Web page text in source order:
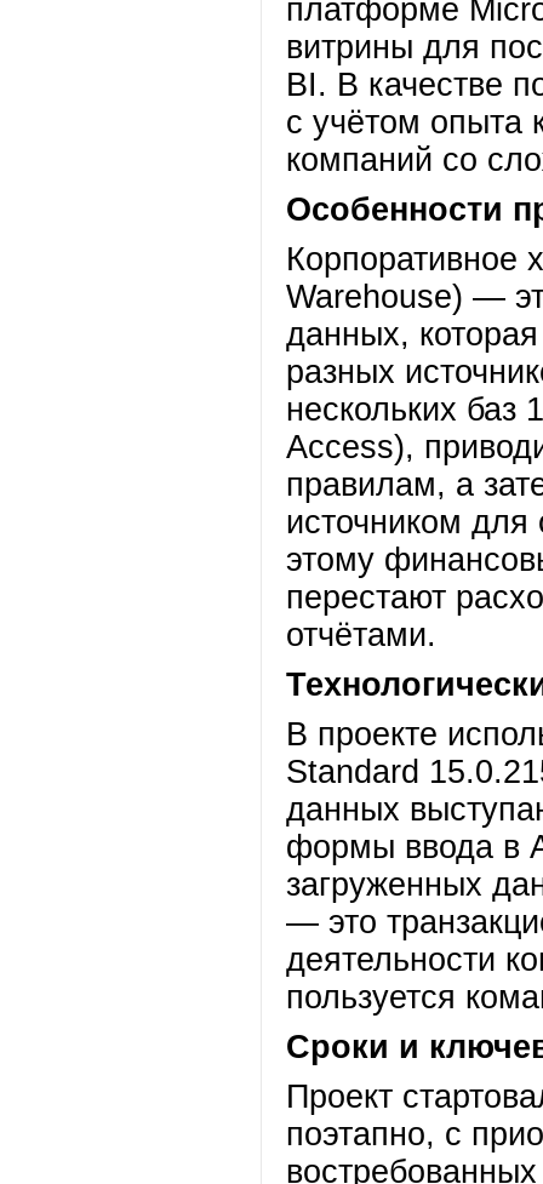
платформе
витрины для
BI. В качестве
с учётом опыта
компаний со
Особенности
Корпоративное
Warehouse) —
данных,
разных
нескольких
Access),
правилам, а
источником для
этому
перестают
отчётами.
В проекте
Standard
данных
формы ввода в
загруженных
— это
деятельности
пользуется
Сроки и
Проект
поэтапно, с